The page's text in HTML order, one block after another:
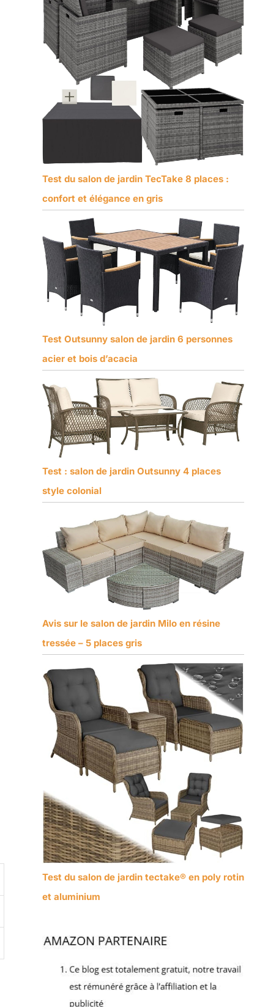
Test du salon de jardin TecTake 8 places :
confort et élégance en gris
Test Outsunny salon de jardin 6 personnes
acier et bois d’acacia
Test : salon de jardin Outsunny 4 places
style colonial
Avis sur le salon de jardin Milo en résine
tressée – 5 places gris
Test du salon de jardin tectake® en poly rotin
et aluminium